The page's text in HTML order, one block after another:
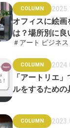
COLUMN
オフィスに絵画
は？場所別に良
も紹介
＃アート ビジネス
COLUMN
「アートリエ
ルをするための
COLUMN